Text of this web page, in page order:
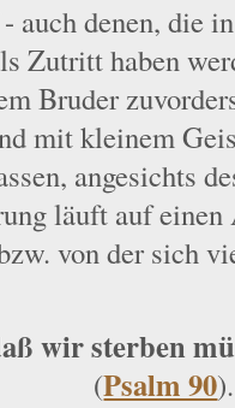
auch denen, die
Zutritt haben
Bruder
mit kleinem
angesichts
läuft auf
von der sich
wir sterben
(Psalm 90).